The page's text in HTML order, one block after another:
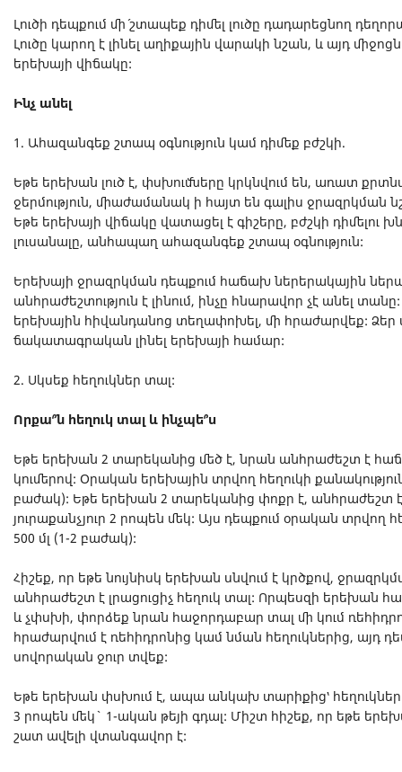
Լուծի դեպքում մի´ շտապեք դիմել լուծը դադարեցնող
Լուծը կարող է լինել աղիքային վարակի նշան, և այդ
երեխայի վիճակը:
Ինչ անել
1. Ահազանգեք շտապ օգնություն կամ դիմեք բժշկի.
Եթե երեխան լուծ է, փսխումները կրկնվում են, առատ
ջերմություն, միաժամանակ ի հայտ են գալիս
Եթե երեխայի վիճակը վատացել է գիշերը, բժշկի դիմելու
լուսանալը, անհապաղ ահազանգեք շտապ օգնություն:
Երեխայի ջրազրկման դեպքում հաճախ ներերակային
անհրաժեշտություն է լինում, ինչը հնարավոր չէ անել
երեխային հիվանդանոց տեղափոխել, մի հրաժարվեք: Ձեր
ճակատագրական լինել երեխայի համար:
2. Սկսեք հեղուկներ տալ:
Որքա՞ն հեղուկ տալ և ինչպե՞ս
Եթե երեխան 2 տարեկանից մեծ է, նրան անհրաժեշտ է
կումերով: Օրական երեխային տրվող հեղուկի
բաժակ): Եթե երեխան 2 տարեկանից փոքր է, անհրաժեշտ է
յուրաքանչյուր 2 րոպեն մեկ: Այս դեպքում օրական տրվող
500 մլ (1-2 բաժակ):
Հիշեք, որ եթե նույնիսկ երեխան սնվում է կրծքով,
անհրաժեշտ է լրացուցիչ հեղուկ տալ: Որպեսզի երեխան
և չփսխի, փորձեք նրան հաջորդաբար տալ մի կում
հրաժարվում է ռեհիդրոնից կամ նման հեղուկներից, այդ
սովորական ջուր տվեք:
Եթե երեխան փսխում է, ապա անկախ տարիքից՝
3 րոպեն մեկ` 1-ական թեյի գդալ: Միշտ հիշեք, որ եթե
շատ ավելի վտանգավոր է: